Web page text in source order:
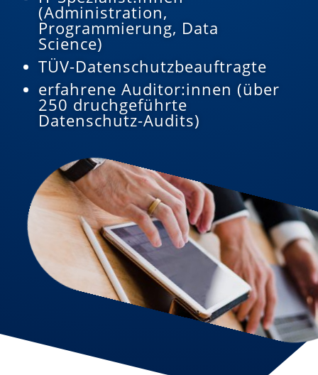
(Administration,
Programmierung, Data
Science)
TÜV-Datenschutzbeauftragte
erfahrene Auditor:innen (über
250 druchgeführte
Datenschutz-Audits)